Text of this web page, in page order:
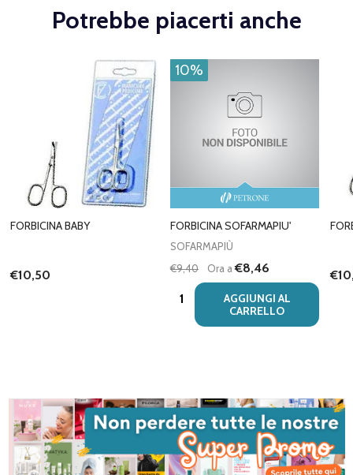
Potrebbe piacerti anche
FORBICINA BABY
€10,50
10%
FORBICINA SOFARMAPIU'
SOFARMAPIÙ
€9,40
Ora a€8,46
Quantità:
AGGIUNGI AL
CARRELLO